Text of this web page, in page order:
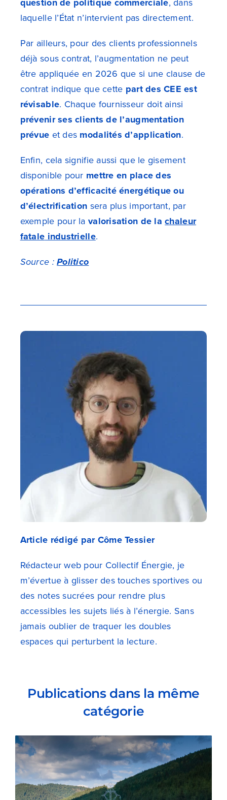
laquelle l’État n’intervient pas directement.
Par ailleurs, pour des clients professionnels
déjà sous contrat, l’augmentation ne peut
être appliquée en 2026 que si une clause de
contrat indique que cette part des CEE est
révisable. Chaque fournisseur doit ainsi
prévenir ses clients de l’augmentation
prévue et des modalités d’application.
Enfin, cela signifie aussi que le gisement
disponible pour mettre en place des
opérations d’efficacité énergétique ou
d’électrification sera plus important, par
exemple pour lavalorisation de lachaleur
fatale industrielle.
Source :Politico
Article rédigé par Côme Tessier
Rédacteur web pour Collectif Énergie, je
m’évertue à glisser des touches sportives ou
des notes sucrées pour rendre plus
accessibles les sujets liés à l’énergie. Sans
jamais oublier de traquer les doubles
espaces qui perturbent la lecture.
Publications dans la même
catégorie